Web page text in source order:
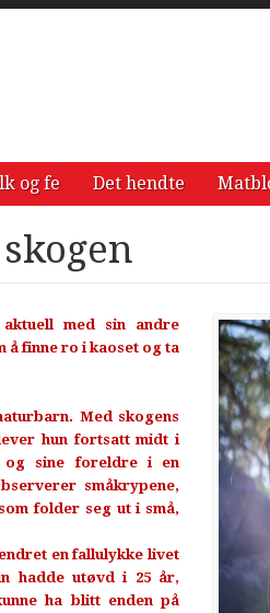
og fe Det hendte
med sin andre
å finne ro i kaoset og ta
Med skogens
hun fortsatt midt i
og sine foreldre i en
småkrypene,
folder seg ut i små,
en fallulykke livet
hadde utøvd i 25 år,
ha blitt enden på